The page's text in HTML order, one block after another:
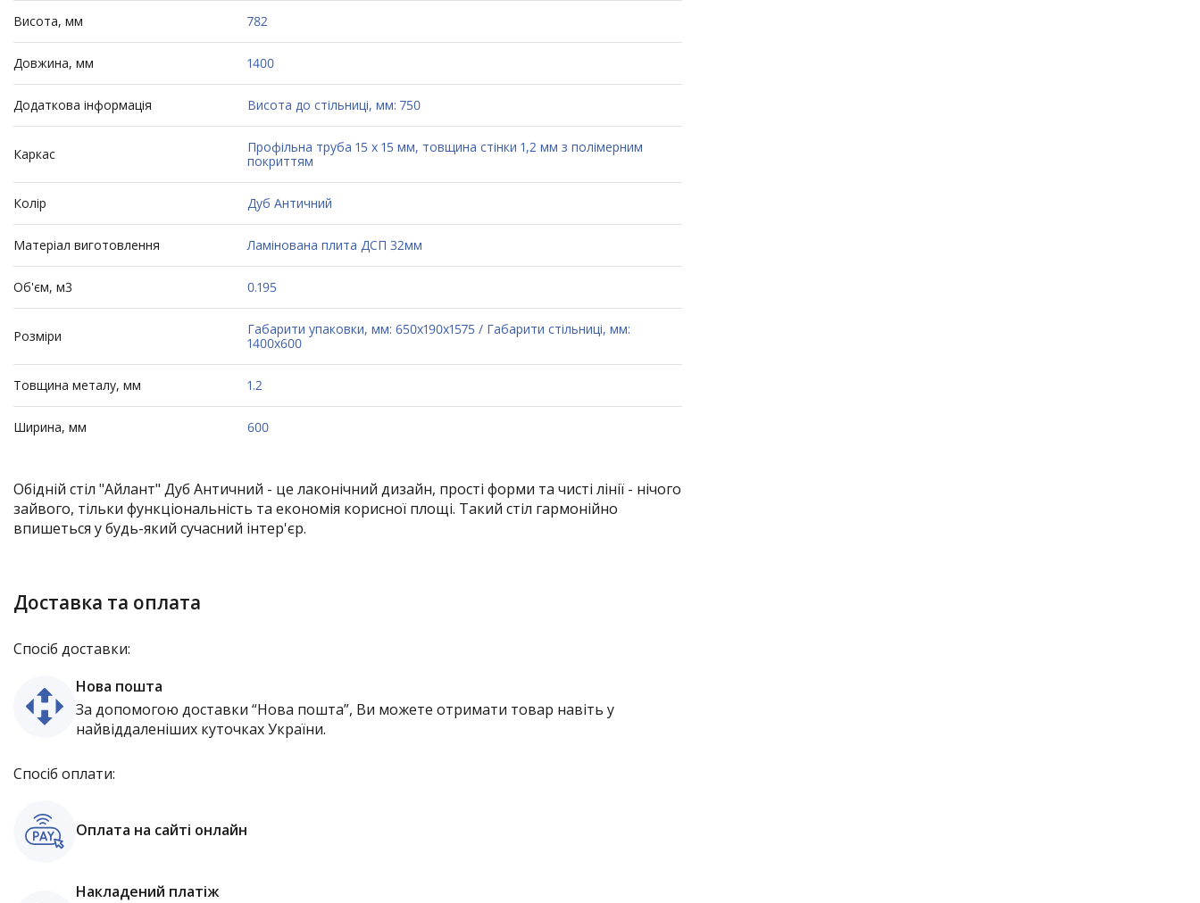
Висота, мм 782
Довжина, мм 1400
Додаткова інформація Висота до стільниці, мм: 750
Каркас
Профільна труба 15 х 15 мм, товщина стінки 1,2 мм з полімерним
покриттям
Колір Дуб Античний
Матеріал виготовлення Ламінована плита ДСП 32мм
Об'єм, м3 0.195
Розміри
Габарити упаковки, мм: 650х190х1575 / Габарити стільниці, мм:
1400х600
Товщина металу, мм 1.2
Ширина, мм 600
Обідній стіл "Айлант" Дуб Античний - це лаконічний дизайн, прості форми та чисті лінії - нічого
зайвого, тільки функціональність та економія корисної площі. Такий стіл гармонійно
впишеться у будь-який сучасний інтер'єр.
Доставка та оплата
Спосіб доставки:
Нова пошта
За допомогою доставки “Нова пошта”, Ви можете отримати товар навіть у
найвіддаленіших куточках України.
Спосіб оплати:
Оплата на сайті онлайн
Накладений платіж